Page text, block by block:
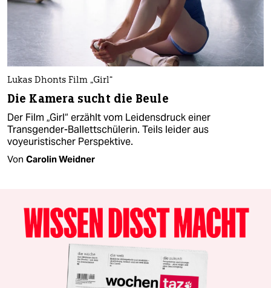
Lukas Dhonts Film „Girl“
Die Kamera sucht die Beule
Der Film „Girl“ erzählt vom Leidensdruck einer
Transgender-Ballettschülerin. Teils leider aus
voyeuristischer Perspektive.
Von Carolin Weidner